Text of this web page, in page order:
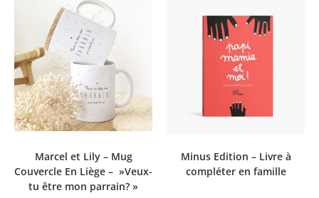
Marcel et Lily – Mug
Couvercle En Liège – »Veux-
tu être mon parrain? »
Minus Edition – Livre à
compléter en famille